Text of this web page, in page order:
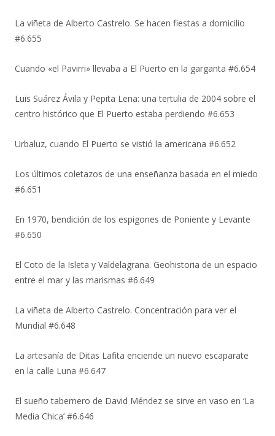
La viñeta de Alberto Castrelo. Se hacen fiestas a domicilio
#6.655
Cuando «el Pavirri» llevaba a El Puerto en la garganta #6.654
Luis Suárez Ávila y Pepita Lena: una tertulia de 2004 sobre el
centro histórico que El Puerto estaba perdiendo #6.653
Urbaluz, cuando El Puerto se vistió la americana #6.652
Los últimos coletazos de una enseñanza basada en el miedo
#6.651
En 1970, bendición de los espigones de Poniente y Levante
#6.650
El Coto de la Isleta y Valdelagrana. Geohistoria de un espacio
entre el mar y las marismas #6.649
La viñeta de Alberto Castrelo. Concentración para ver el
Mundial #6.648
La artesanía de Ditas Lafita enciende un nuevo escaparate
en la calle Luna #6.647
El sueño tabernero de David Méndez se sirve en vaso en ‘La
Media Chica’ #6.646